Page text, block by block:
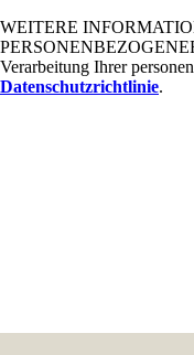
WEITERE
Verarbeitung Ihrer
Datenschutzrichtlinie.